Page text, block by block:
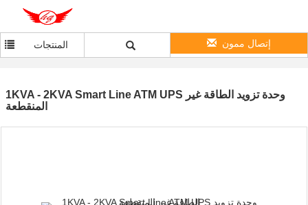
المنتجات إتصال ممون
1KVA - 2KVA Smart Line ATM UPS وحدة تزويد الطاقة غير
المنقطعة